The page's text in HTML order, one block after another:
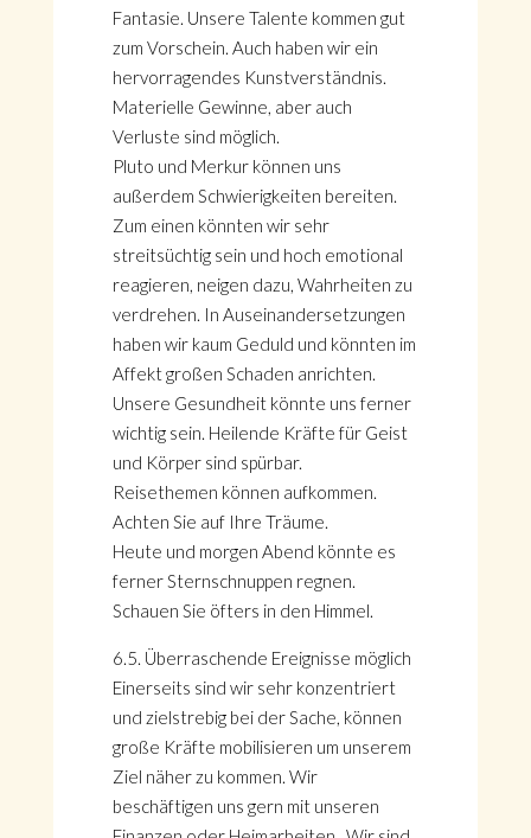
Fantasie. Unsere Talente kommen gut
zum Vorschein. Auch haben wir ein
hervorragendes Kunstverständnis.
Materielle Gewinne, aber auch
Verluste sind möglich.
Pluto und Merkur können uns
außerdem Schwierigkeiten bereiten.
Zum einen könnten wir sehr
streitsüchtig sein und hoch emotional
reagieren, neigen dazu, Wahrheiten zu
verdrehen. In Auseinandersetzungen
haben wir kaum Geduld und könnten im
Affekt großen Schaden anrichten.
Unsere Gesundheit könnte uns ferner
wichtig sein. Heilende Kräfte für Geist
und Körper sind spürbar.
Reisethemen können aufkommen.
Achten Sie auf Ihre Träume.
Heute und morgen Abend könnte es
ferner Sternschnuppen regnen.
Schauen Sie öfters in den Himmel.
6.5. Überraschende Ereignisse möglich
Einerseits sind wir sehr konzentriert
und zielstrebig bei der Sache, können
große Kräfte mobilisieren um unserem
Ziel näher zu kommen. Wir
beschäftigen uns gern mit unseren